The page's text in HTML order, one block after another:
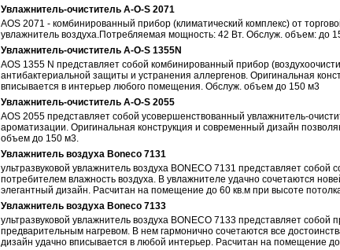
Увлажнитель-очиститель A-O-S 2071
AOS 2071 - комбинированный прибор (климатический комплекс) от
увлажнитель воздуха.Потребляемая мощность: 42 Вт. Обслуж. объем: до
Увлажнитель-очиститель A-O-S 1355N
AOS 1355 N представляет собой комбинированный прибор
антибактериальной защиты и устранения аллергенов. Оригинальная
вписывается в интерьер любого помещения. Обслуж. объем до 150 м3
Увлажнитель-очиститель A-O-S 2055
AOS 2055 представляет собой усовершенствованный увлажнитель-
ароматизации. Оригинальная конструкция и современный дизайн
объем до 150 м3.
Увлажнитель воздуха Boneco 7131
ультразвуковой увлажнитель воздуха BONECO 7131 представляет
потребителем влажность воздуха. В увлажнителе удачно сочетаются
элегантный дизайн. Расчитан на помещение до 60 кв.м при высоте
Увлажнитель воздуха Boneco 7133
ультразвуковой увлажнитель воздуха BONECO 7133 представляет
предварительным нагревом. В нем гармонично сочетаются все
дизайн удачно вписывается в любой интерьер. Расчитан на помещение